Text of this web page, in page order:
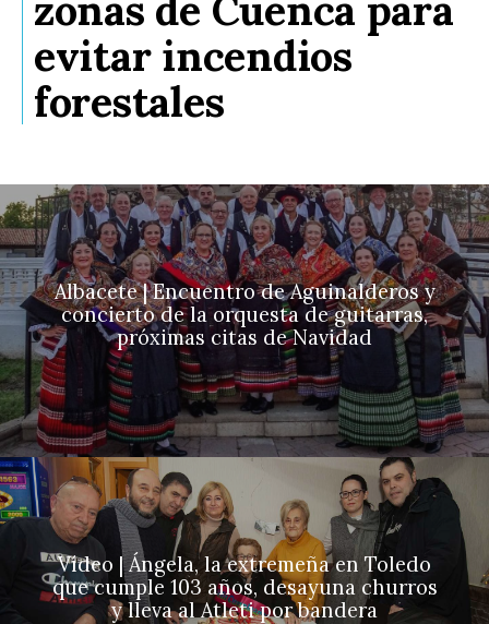
evitar incendios
forestales
Albacete | Encuentro de Aguinalderos y
concierto de la orquesta de guitarras,
próximas citas de Navidad
Vídeo | Ángela, la extremeña en Toledo
que cumple 103 años, desayuna churros
y lleva al Atleti por bandera